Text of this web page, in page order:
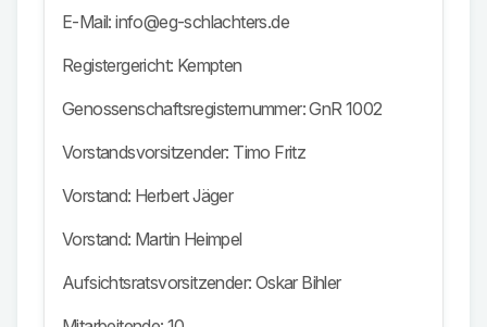
E-Mail: info@eg-schlachters.de
Registergericht: Kempten
Genossenschaftsregisternummer: GnR 1002
Vorstandsvorsitzender: Timo Fritz
Vorstand: Herbert Jäger
Vorstand: Martin Heimpel
Aufsichtsratsvorsitzender: Oskar Bihler